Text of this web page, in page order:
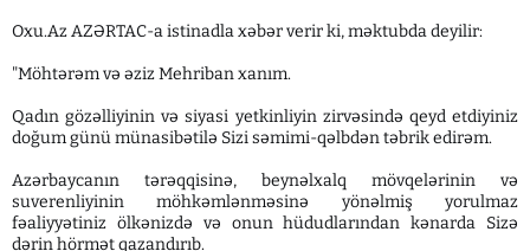
Oxu.Az AZƏRTAC-a istinadla xəbər verir ki, məktubda deyilir:
"Möhtərəm və əziz Mehriban xanım.
Qadın gözəlliyinin və siyasi yetkinliyin zirvəsində qeyd etdiyiniz
doğum günü münasibətilə Sizi səmimi-qəlbdən təbrik edirəm.
Azərbaycanın tərəqqisinə, beynəlxalq mövqelərinin və
suverenliyinin möhkəmlənməsinə yönəlmiş yorulmaz
fəaliyyətiniz ölkənizdə və onun hüdudlarından kənarda Sizə
dərin hörmət qazandırıb.